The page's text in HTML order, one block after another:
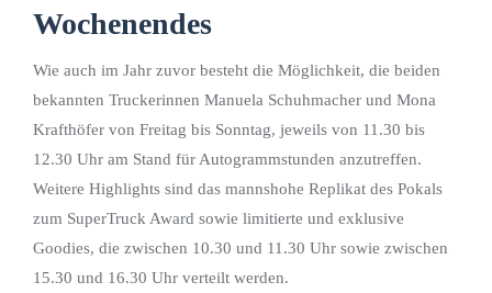
Wochenendes
Wie auch im Jahr zuvor besteht die Möglichkeit, die beiden
bekannten Truckerinnen Manuela Schuhmacher und Mona
Krafthöfer von Freitag bis Sonntag, jeweils von 11.30 bis
12.30 Uhr am Stand für Autogrammstunden anzutreffen.
Weitere Highlights sind das mannshohe Replikat des Pokals
zum SuperTruck Award sowie limitierte und exklusive
Goodies, die zwischen 10.30 und 11.30 Uhr sowie zwischen
15.30 und 16.30 Uhr verteilt werden.